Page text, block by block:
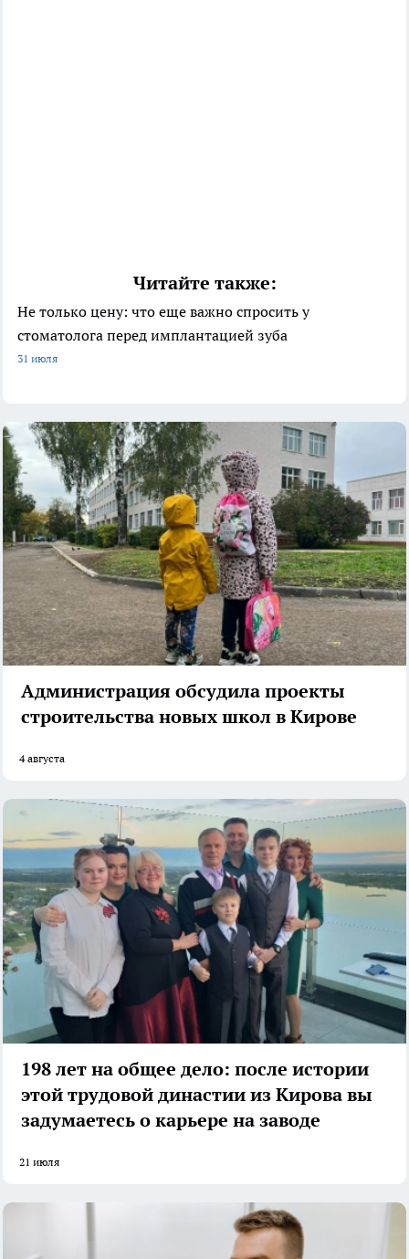
Читайте также:
Не только цену: что еще важно спросить у
стоматолога перед имплантацией зуба
31 июля
Администрация обсудила проекты
строительства новых школ в Кирове
4 августа
198 лет на общее дело: после истории
этой трудовой династии из Кирова вы
задумаетесь о карьере на заводе
21 июля